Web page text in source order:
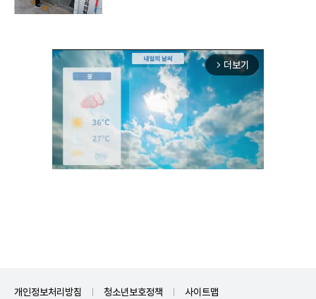
arrow_forward_ios 더보기
개인정보처리방침 청소년보호정책 사이트맵